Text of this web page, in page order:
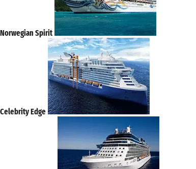
Norwegian Spirit
Celebrity Edge